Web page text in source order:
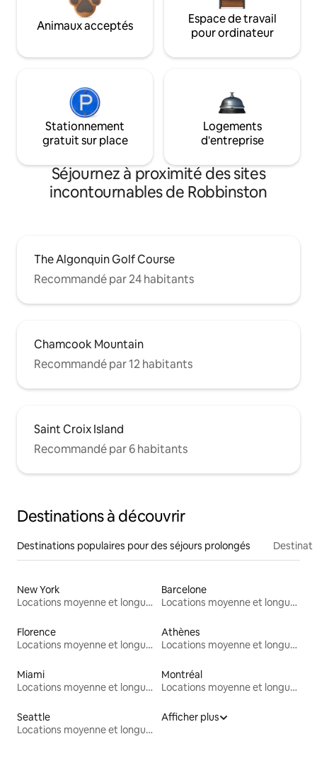
Animaux acceptés
Espace de travail
pour ordinateur
Stationnement
gratuit sur place
Logements
d'entreprise
Séjournez à proximité des sites
incontournables de Robbinston
The Algonquin Golf Course
Recommandé par 24 habitants
Chamcook Mountain
Recommandé par 12 habitants
Saint Croix Island
Recommandé par 6 habitants
Destinations à découvrir
Destinations populaires pour des séjours prolongés
New York
Locations moyenne et longue durée
Barcelone
Locations moyenne et longue durée
Florence
Locations moyenne et longue durée
Athènes
Locations moyenne et longue durée
Miami
Locations moyenne et longue durée
Montréal
Locations moyenne et longue durée
Seattle
Locations moyenne et longue durée
Afficher plus